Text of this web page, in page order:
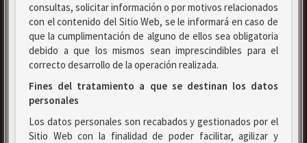
consultas, solicitar información o por motivos relacionados
con el contenido del Sitio Web, se le informará en caso de
que la cumplimentación de alguno de ellos sea obligatoria
debido a que los mismos sean imprescindibles para el
correcto desarrollo de la operación realizada.
Fines del tratamiento a que se destinan los datos
personales
Los datos personales son recabados y gestionados por el
Sitio Web con la finalidad de poder facilitar, agilizar y